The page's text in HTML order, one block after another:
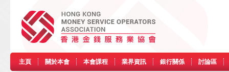
主頁 關於本會 本會課程 業界資訊 銀行關係 討論區